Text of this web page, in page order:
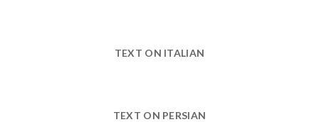
TEXT ON ITALIAN
TEXT ON PERSIAN